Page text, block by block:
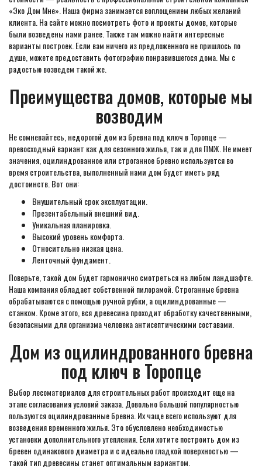
«Эко Дом Мне». Наша фирма занимается воплощением любых желаний
клиента. На сайте можно посмотреть фото и проекты домов, которые
были возведены нами ранее. Также там можно найти интересные
варианты построек. Если вам ничего из предложенного не пришлось по
душе, можете предоставить фотографию понравившегося дома. Мы с
радостью возведем такой же.
Преимущества домов, которые мы
возводим
Не сомневайтесь, недорогой дом из бревна под ключ в Торопце —
превосходный вариант как для сезонного жилья, так и для ПМЖ. Не имеет
значения, оцилиндрованное или строганное бревно используется во
время строительства, выполненный нами дом будет иметь ряд
достоинств. Вот они:
Внушительный срок эксплуатации.
Презентабельный внешний вид.
Уникальная планировка.
Высокий уровень комфорта.
Относительно низкая цена.
Ленточный фундамент.
Поверьте, такой дом будет гармонично смотреться на любом ландшафте.
Наша компания обладает собственной пилорамой. Строганные бревна
обрабатываются с помощью ручной рубки, а оцилиндрованные —
станком. Кроме этого, вся древесина проходит обработку качественными,
безопасными для организма человека антисептическими составами.
Дом из оцилиндрованного бревна
под ключ в Торопце
Выбор лесоматериалов для строительных работ происходит еще на
этапе согласования условий заказа. Довольно большой популярностью
пользуются оцилиндрованные бревна. Их чаще всего используют для
возведения временного жилья. Это обусловлено необходимостью
установки дополнительного утепления. Если хотите построить дом из
бревен одинакового диаметра и с идеально гладкой поверхностью —
такой тип древесины станет оптимальным вариантом.